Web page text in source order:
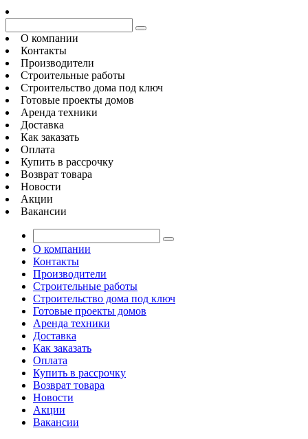
О компании
Контакты
Производители
Строительные работы
Строительство дома под ключ
Готовые проекты домов
Аренда техники
Доставка
Как заказать
Оплата
Купить в рассрочку
Возврат товара
Новости
Акции
Вакансии
О компании
Контакты
Производители
Строительные работы
Строительство дома под ключ
Готовые проекты домов
Аренда техники
Доставка
Как заказать
Оплата
Купить в рассрочку
Возврат товара
Новости
Акции
Вакансии